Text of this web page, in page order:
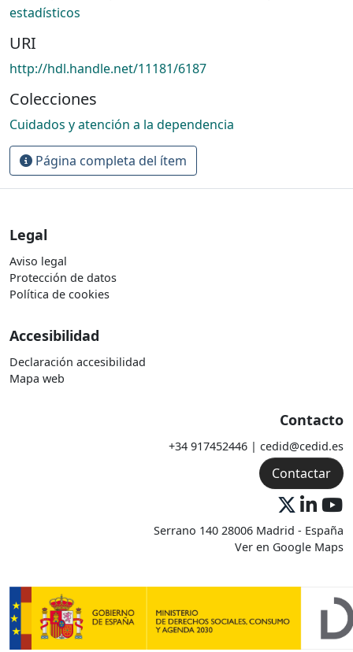
estadísticos
URI
http://hdl.handle.net/11181/6187
Colecciones
Cuidados y atención a la dependencia
Página completa del ítem
Legal
Aviso legal
Protección de datos
Política de cookies
Accesibilidad
Declaración accesibilidad
Mapa web
Contacto
+34 917452446 | cedid@cedid.es
Contactar
Serrano 140 28006 Madrid - España
Ver en Google Maps